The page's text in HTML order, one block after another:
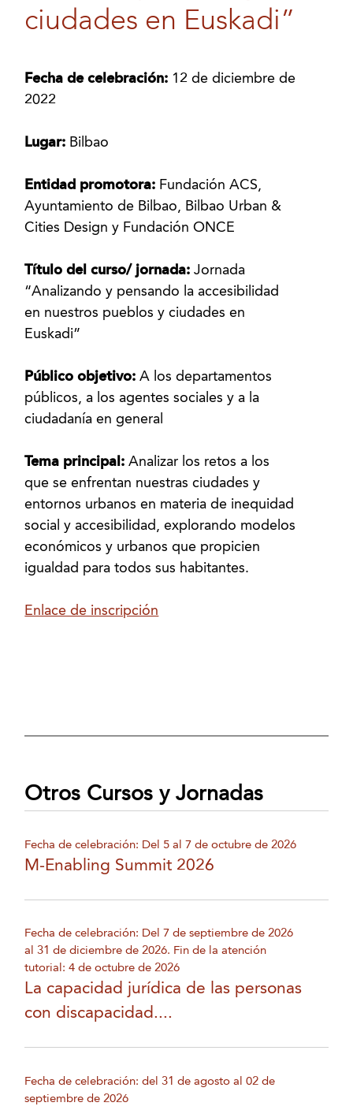
ciudades en Euskadi”
Fecha de celebración: 12 de diciembre de
2022
Lugar: Bilbao
Entidad promotora: Fundación ACS,
Ayuntamiento de Bilbao, Bilbao Urban &
Cities Design y Fundación ONCE
Título del curso/ jornada:Jornada
“Analizando y pensando la accesibilidad
en nuestros pueblos y ciudades en
Euskadi”
Público objetivo:A los departamentos
públicos, a los agentes sociales y a la
ciudadanía en general
Tema principal:Analizar los retos a los
que se enfrentan nuestras ciudades y
entornos urbanos en materia de inequidad
social y accesibilidad, explorando modelos
económicos y urbanos que propicien
igualdad para todos sus habitantes.
Enlace de inscripción
Otros Cursos y Jornadas
Fecha de celebración: Del 5 al 7 de octubre de 2026
M-Enabling Summit 2026
Fecha de celebración: Del 7 de septiembre de 2026
al 31 de diciembre de 2026. Fin de la atención
tutorial: 4 de octubre de 2026
La capacidad jurídica de las personas
con discapacidad....
Fecha de celebración: del 31 de agosto al 02 de
septiembre de 2026